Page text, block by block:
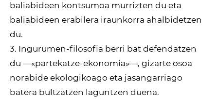
baliabideen kontsumoa murrizten du eta
baliabideen erabilera iraunkorra ahalbidetzen
du.
3. Ingurumen-filosofia berri bat defendatzen
du —«partekatze-ekonomia»—, gizarte osoa
norabide ekologikoago eta jasangarriago
batera bultzatzen laguntzen duena.